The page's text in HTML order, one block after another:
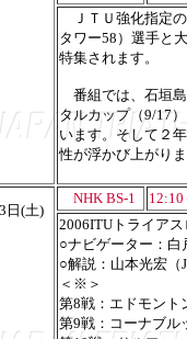
ＪＴＵ強化指定
タワー58）選手と
特集されます。
番組では、石垣
タルカップ（9/17
います。そして２
性が浮かび上がり
日(土)
NHK BS-1
2006ITUトライア
○ナビゲーター：白
○解説：山本光宏（
＜※＞
第8戦：エドモント
第9戦：コーナブル